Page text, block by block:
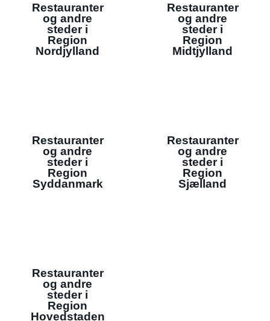
Restauranter
og andre
steder i
Region
Nordjylland
Restauranter
og andre
steder i
Region
Midtjylland
Restauranter
og andre
steder i
Region
Syddanmark
Restauranter
og andre
steder i
Region
Sjælland
Restauranter
og andre
steder i
Region
Hovedstaden